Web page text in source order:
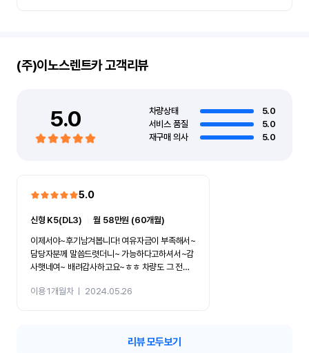
(주)이노스렌트카고객리뷰
5.0 차량상태
5.0
서비스 품질
5.0
재구매 의사
5.0
5.0
신형 K5(DL3) ㅣ월 58만원 (60개월)
이제서야~후기남겨봅니다! 여유자금이 부족해서~
담당자분께 말씀드렷더니~ 가능하다고하셔서~감
사햇네여~ 배려감사하고요~ㅎㅎ 차량도 그 전차
갈아탈 생각입니다~ 이노스렌트카~화이팅입니다
이용 1개월차ㅣ 2024.05.26
리뷰 모두보기